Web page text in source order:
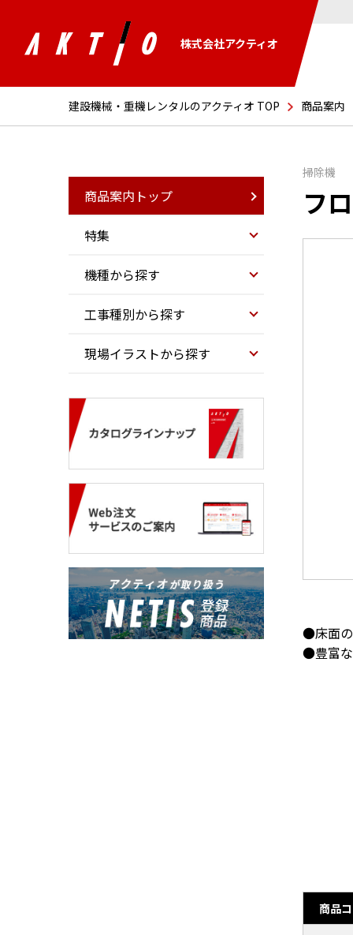
株式会社アクティオ
建設機械・重機レンタルのアクティオ TOP 商品案内
掃除機
フ
●床面の
●豊富な
商品
商品案内トップ
特集
機種から探す
工事種別から探す
現場イラストから探す